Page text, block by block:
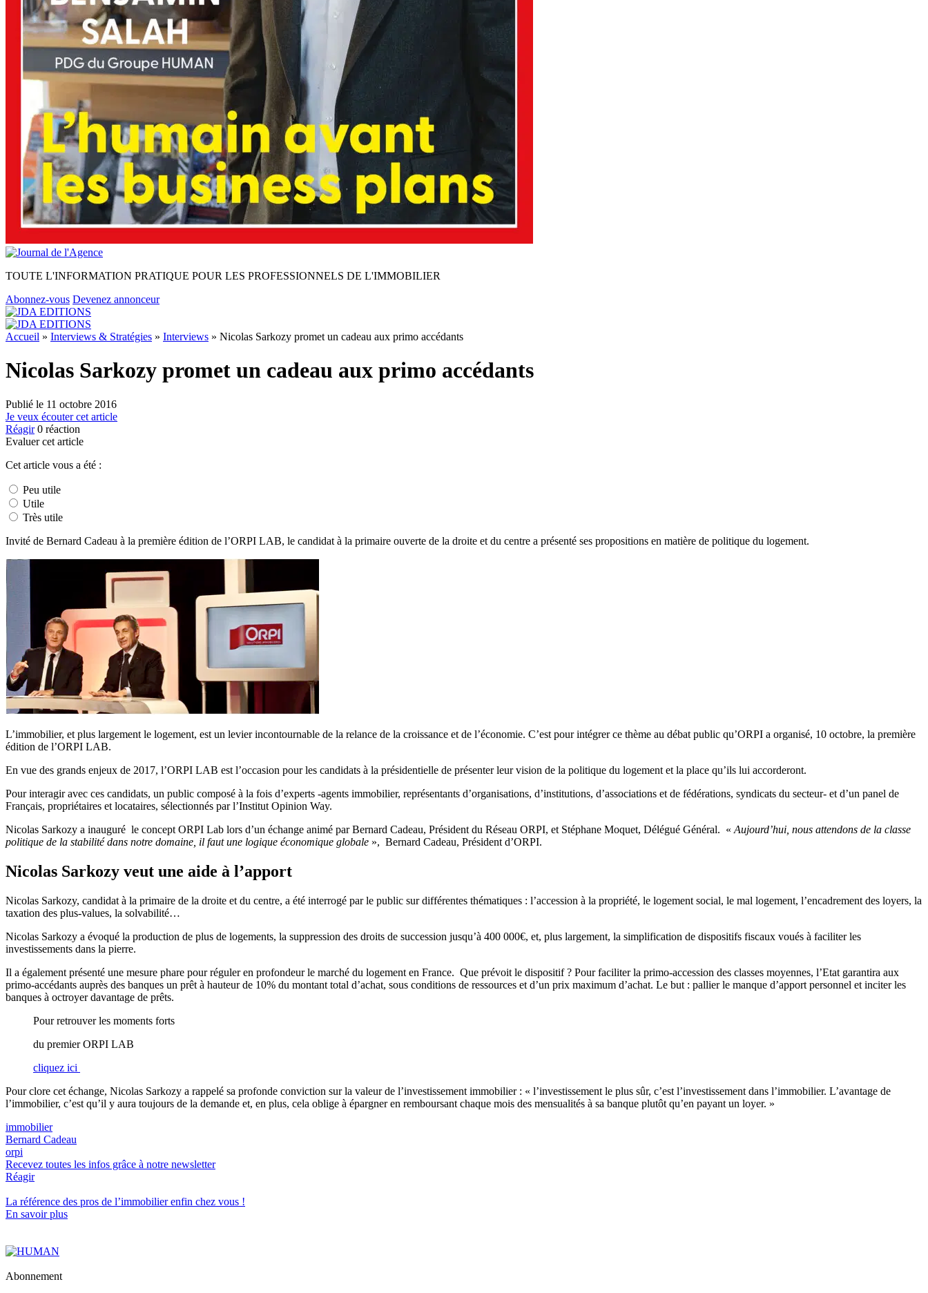
TOUTE L'INFORMATION PRATIQUE POUR LES PROFESSIONNELS DE L'IMMOBILIER
Abonnez-vous Devenez annonceur
Accueil » Interviews & Stratégies » Interviews » Nicolas Sarkozy promet un cadeau aux primo accédants
Nicolas Sarkozy promet un cadeau aux primo accédants
Publié le 11 octobre 2016
Je veux écouter cet article
Réagir 0 réaction
Evaluer cet article
Cet article vous a été :
Peu utile
Utile
Très utile
Invité de Bernard Cadeau à la première édition de l’ORPI LAB, le candidat à la primaire ouverte de la droite et du centre a présenté ses propositions en matière de politique du logement.
L’immobilier, et plus largement le logement, est un levier incontournable de la relance de la croissance et de l’économie. C’est pour intégrer ce thème au débat public qu’ORPI a organisé, 10 octobre, la première
édition de l’ORPI LAB.
En vue des grands enjeux de 2017, l’ORPI LAB est l’occasion pour les candidats à la présidentielle de présenter leur vision de la politique du logement et la place qu’ils lui accorderont.
Pour interagir avec ces candidats, un public composé à la fois d’experts -agents immobilier, représentants d’organisations, d’institutions, d’associations et de fédérations, syndicats du secteur- et d’un panel de
Français, propriétaires et locataires, sélectionnés par l’Institut Opinion Way.
Nicolas Sarkozy a inauguré le concept ORPI Lab lors d’un échange animé par Bernard Cadeau, Président du Réseau ORPI, et Stéphane Moquet, Délégué Général. « Aujourd’hui, nous attendons de la classe
politique de la stabilité dans notre domaine, il faut une logique économique globale », Bernard Cadeau, Président d’ORPI.
Nicolas Sarkozy veut une aide à l’apport
Nicolas Sarkozy, candidat à la primaire de la droite et du centre, a été interrogé par le public sur différentes thématiques : l’accession à la propriété, le logement social, le mal logement, l’encadrement des loyers, la
taxation des plus-values, la solvabilité…
Nicolas Sarkozy a évoqué la production de plus de logements, la suppression des droits de succession jusqu’à 400 000€, et, plus largement, la simplification de dispositifs fiscaux voués à faciliter les
investissements dans la pierre.
Il a également présenté une mesure phare pour réguler en profondeur le marché du logement en France. Que prévoit le dispositif ? Pour faciliter la primo-accession des classes moyennes, l’Etat garantira aux
primo-accédants auprès des banques un prêt à hauteur de 10% du montant total d’achat, sous conditions de ressources et d’un prix maximum d’achat. Le but : pallier le manque d’apport personnel et inciter les
banques à octroyer davantage de prêts.
Pour retrouver les moments forts
du premier ORPI LAB
cliquez ici
Pour clore cet échange, Nicolas Sarkozy a rappelé sa profonde conviction sur la valeur de l’investissement immobilier : « l’investissement le plus sûr, c’est l’investissement dans l’immobilier. L’avantage de
l’immobilier, c’est qu’il y aura toujours de la demande et, en plus, cela oblige à épargner en remboursant chaque mois des mensualités à sa banque plutôt qu’en payant un loyer. »
immobilier
Bernard Cadeau
orpi
Recevez toutes les infos grâce à notre newsletter
Réagir
La référence des pros de l’immobilierenfin chez vous !
En savoir plus
Abonnement